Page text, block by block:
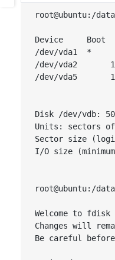
root@ubuntu:/
Device     Boot
/dev/vda1  *
/dev/vda2
/dev/vda5
Disk /dev/vdb:
Units: sectors
Sector size
I/O size
root@ubuntu:/
Welcome to
Changes will
Be careful